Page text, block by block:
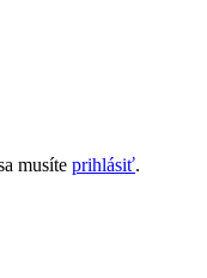
musíte prihlásiť.